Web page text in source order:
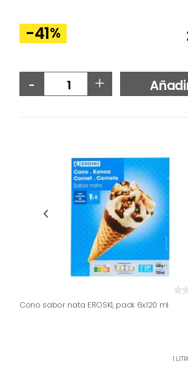
-41%
- +
Cono sabor nata EROSKI, pack 6x120 ml
1